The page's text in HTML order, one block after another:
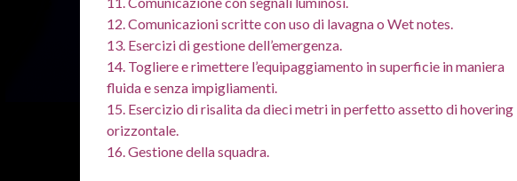
12. Comunicazioni scritte con uso di lavagna o Wet notes.
13. Esercizi di gestione dell’emergenza.
14. Togliere e rimettere l’equipaggiamento in superficie in maniera
fluida e senza impigliamenti.
15. Esercizio di risalita da dieci metri in perfetto assetto di hovering
orizzontale.
16. Gestione della squadra.